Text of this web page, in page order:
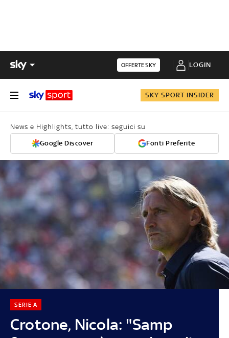
OFFERTE SKY LOGIN
SKY SPORT INSIDER
News e Highlights, tutto live: seguici su
Google Discover Fonti Preferite
Crotone, Nicola: "Samp
SERIE A